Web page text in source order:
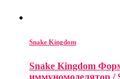
Snake Kingdom
Snake Kingdom
иммуномоделятор /